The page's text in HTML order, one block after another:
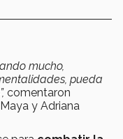
mucho,
pueda
comentaron
y Adriana